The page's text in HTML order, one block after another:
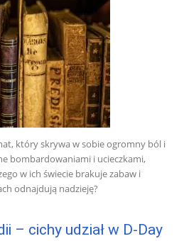
który skrywa w sobie ogromny ból i
bombardowaniami i ucieczkami,
w ich świecie brakuje zabaw i
odnajdują nadzieję?
– cichy udział w D-Day